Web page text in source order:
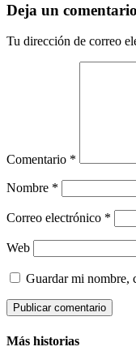
Deja un comentario
Tu dirección de correo
Comentario *
Nombre *
Correo electrónico *
Web
Guardar mi nombre,
Más historias